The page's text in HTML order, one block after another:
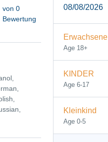
von 0
Bewertung
08/08/2026
Erwachsene
Age 18+
KINDER
Age 6-17
Kleinkind
Age 0-5